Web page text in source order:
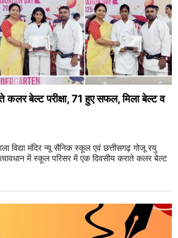
कलर बेल्ट परीक्षा, 71 हुए सफल, मिला बेल्ट व
विद्या मंदिर न्यू सैनिक स्कूल एवं छत्तीसगढ़ गोजू रयु
में स्कूल परिसर में एक दिवसीय कराते कलर बेल्ट